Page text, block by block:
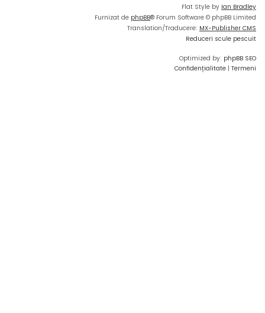
Flat Style by Ian Bradley
Furnizat de phpBB® Forum Software © phpBB Limited
Translation/Traducere: MX-Publisher CMS
Reduceri scule pescuit
Optimized by: phpBB SEO
Confidențialitate | Termeni